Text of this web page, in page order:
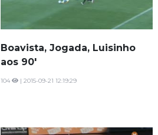
Boavista, Jogada, Luisinho
aos 90'
104 | 2015-09-21 12:19:29